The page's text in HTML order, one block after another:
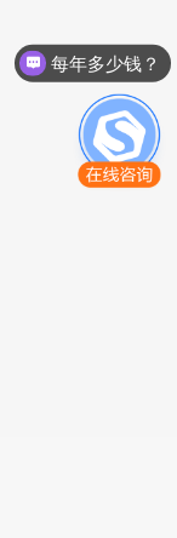
每年多少钱？